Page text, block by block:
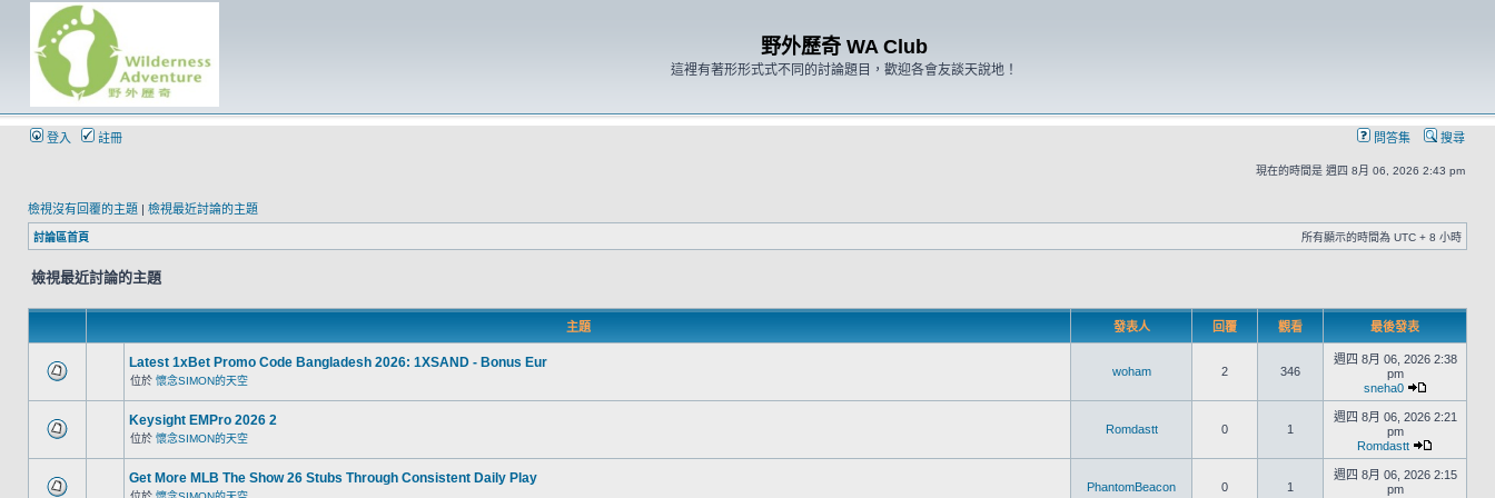
野外歷奇 WA Club
這裡有著形形式式不同的討論題目，歡迎各會友談天說地！
登入 註冊 問答集 搜尋
現在的時間是 週四 8月 06, 2026 2:43 pm
檢視沒有回覆的主題 | 檢視最近討論的主題
討論區首頁 所有顯示的時間為 UTC + 8 小時
檢視最近討論的主題
主題 發表人 回覆 觀看 最後發表
Latest 1xBet Promo Code Bangladesh 2026: 1XSAND - Bonus Eur
位於 懷念SIMON的天空
woham 2 346
週四 8月 06, 2026 2:38
pm
sneha0
Keysight EMPro 2026 2
位於 懷念SIMON的天空
Romdastt 0 1
週四 8月 06, 2026 2:21
pm
Romdastt
Get More MLB The Show 26 Stubs Through Consistent Daily Play
PhantomBeacon 0 1
週四 8月 06, 2026 2:15
pm